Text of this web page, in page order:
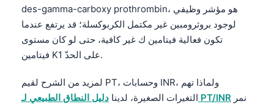
des-gamma-carboxy prothrombin، هو مؤشر وظيفي
لوجود بروثرومبين غير مكتمل الكربوكسلة؛ قد يرتفع عندما
تكون فعالية فيتامين ك غير كافية، حتى لو كان مستوى
فيتامين K1 على الحدّ.
لمزيد من الشرح لقيم PT، وحسابات INR، ولماذا تهم
التغيرات الصغيرة، لدينا دليل النطاق الطبيعي لـ PT/INR